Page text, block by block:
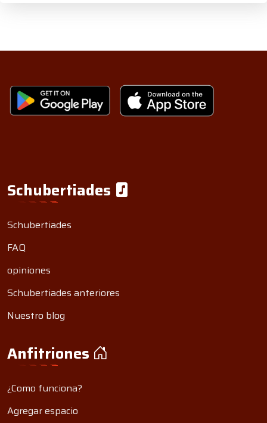
Schubertiades
Schubertiades
FAQ
opiniones
Schubertiades anteriores
Nuestro blog
Anfitriones
¿Como funciona?
Agregar espacio